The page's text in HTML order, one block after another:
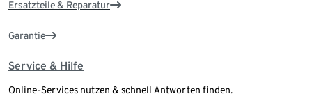
Ersatzteile & Reparatur
Garantie
Service & Hilfe
Online-Services nutzen & schnell Antworten finden.